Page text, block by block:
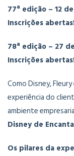
77ª edição – 12
Inscrições
78ª edição – 27
Inscrições
Como Disney,
experiência do
ambiente
Disney de
Os pilares da